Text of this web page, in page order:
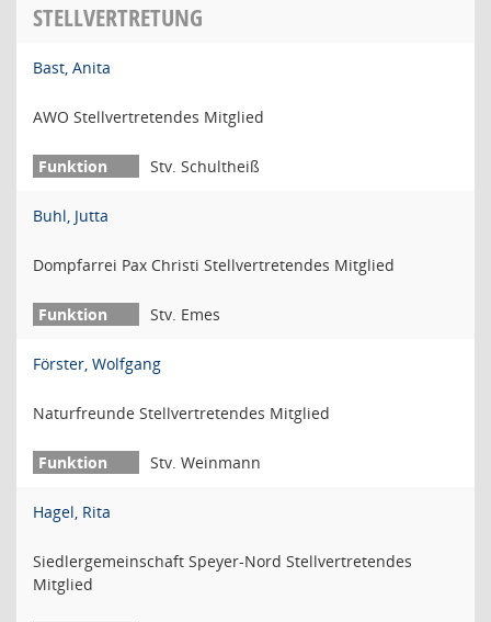
STELLVERTRETUNG
Bast, Anita
AWO Stellvertretendes Mitglied
Stv. Schultheiß
Buhl, Jutta
Dompfarrei Pax Christi Stellvertretendes Mitglied
Stv. Emes
Förster, Wolfgang
Naturfreunde Stellvertretendes Mitglied
Stv. Weinmann
Hagel, Rita
Siedlergemeinschaft Speyer-Nord Stellvertretendes
Mitglied